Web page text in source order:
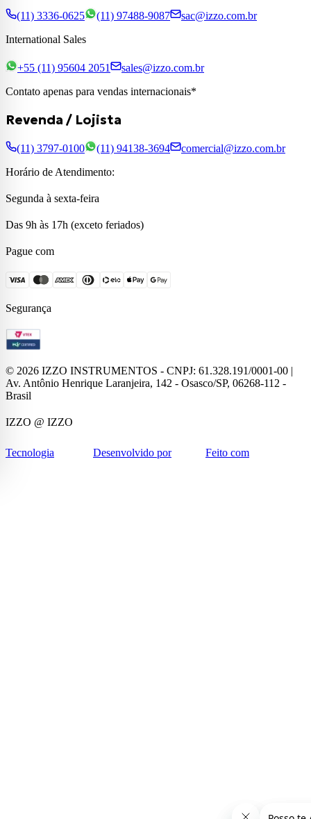
(11) 3336-0625 (11) 97488-9087
sac@izzo.com.br
International Sales
+55 (11) 95604 2051
sales@izzo.com.br
Contato apenas para vendas internacionais*
Revenda / Lojista
(11) 3797-0100 (11) 94138-3694
comercial@izzo.com.br
Horário de Atendimento:
Segunda à sexta-feira
Das 9h às 17h (exceto feriados)
Pague com
Segurança
© 2026 IZZO INSTRUMENTOS - CNPJ: 61.328.191/0001-00 |
Av. Antônio Henrique Laranjeira, 142 - Osasco/SP, 06268-112 -
Brasil
IZZO @ IZZO
Tecnologia Desenvolvido por Feito com